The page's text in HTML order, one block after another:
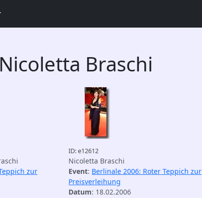
Braschi
zur
ID: e12612
Nicoletta Braschi
Event: Berlinale 2006: Roter Teppich zur
Preisverleihung
Datum: 18.02.2006